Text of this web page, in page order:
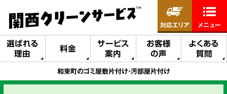
選ばれる
理由
料金
サービス
案内
お客様
の声
よくある
質問
対応エリア メニュー
和束町のゴミ屋敷片付け・汚部屋片付け